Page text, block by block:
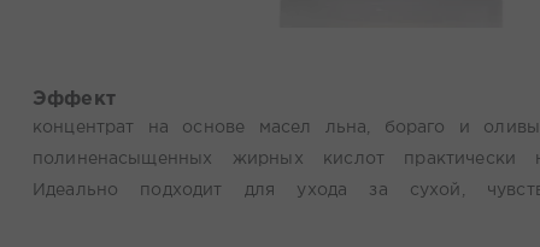
Эффект
концентрат на основе масел льна, бораго и
полиненасыщенных жирных кислот практически
Идеально подходит для ухода за сухой,
раздраженной и увядающей кожей. Повышает